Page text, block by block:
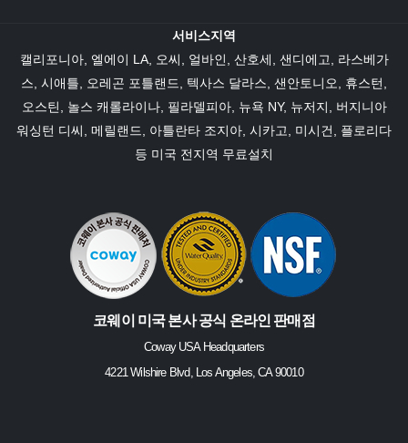
서비스지역
캘리포니아, 엘에이 LA, 오씨, 얼바인 , 산호세, 샌디에고, 라스베가
스 시애틀 , 오레곤 포틀랜드, 텍사스 달라스 샌안토니오 휴스턴
오스틴
놀스 캐롤라이나, 필라델피아, 뉴욕 NY, 뉴저지
버지니아
워싱턴 디씨, 메릴랜드 아틀란타 조지아 시카고 , 미시건, 플로리다
등 미국 전지역 무료설치
코웨이 미국 본사 공식 온라인 판매점
Coway USA Headquarters
4221 Wilshire Blvd, Los Angeles, CA 90010